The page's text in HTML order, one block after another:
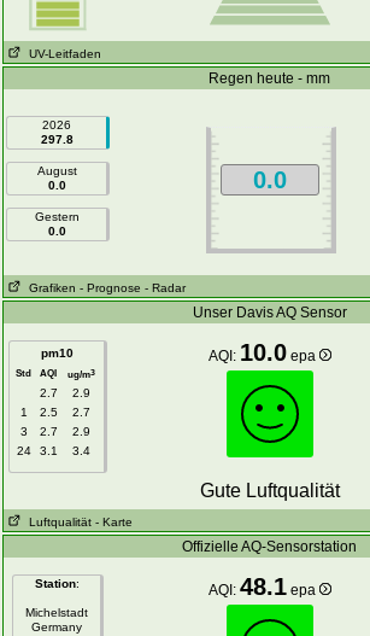
UV-Leitfaden
Regen heute - mm
2026
297.8
August
0.0
Gestern
0.0
0.0
Grafiken - Prognose - Radar
Unser Davis AQ Sensor
pm10
Std AQI ug/m3
2.7
2.9
1
2.5
2.7
3
2.7
2.9
24
3.1 3.4
AQI: 10.0 epa
Gute Luftqualität
Luftqualität - Karte
Offizielle AQ-Sensorstation
Station:
Michelstadt
Germany
AQI: 48.1 epa